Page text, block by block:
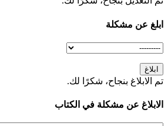
ابلغ عن مشكلة
ابلاغ
تم الابلاغ بنجاح، شكرًا لك.
الابلاغ عن مشكلة في الكتاب